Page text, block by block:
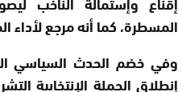
المسطرة، كما أنه مرجع لأداء
وفي خضم الحدث السياسي